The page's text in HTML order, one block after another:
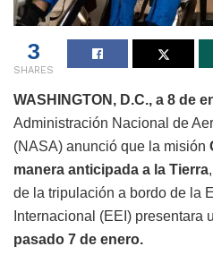
3
SHARES
WASHINGTON, D.C., a 8 de
Administración Nacional de
(NASA) anunció que la misión
manera anticipada a la Tierra
de la tripulación a bordo de la
Internacional (EEI) presentara
pasado 7 de enero.